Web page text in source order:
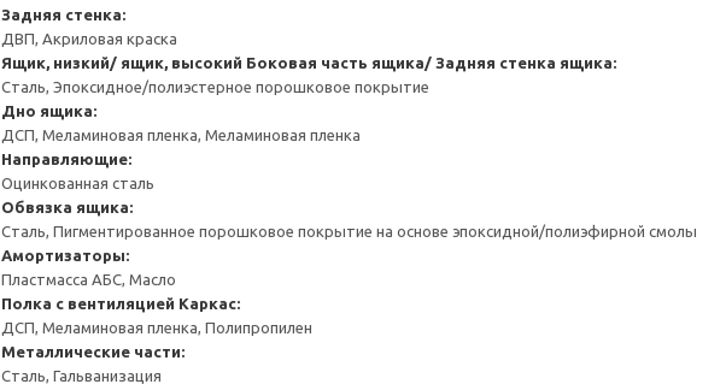
Задняя стенка:
ДВП, Акриловая краска
Ящик, низкий/ ящик, высокий Боковая часть ящика/ Задняя стенка ящика:
Сталь, Эпоксидное/полиэстерное порошковое покрытие
Дно ящика:
ДСП, Меламиновая пленка, Меламиновая пленка
Направляющие:
Оцинкованная сталь
Обвязка ящика:
Сталь, Пигментированное порошковое покрытие на основе эпоксидной/полиэфирной смолы
Амортизаторы:
Пластмасса АБС, Масло
Полка с вентиляцией Каркас:
ДСП, Меламиновая пленка, Полипропилен
Металлические части:
Сталь, Гальванизация